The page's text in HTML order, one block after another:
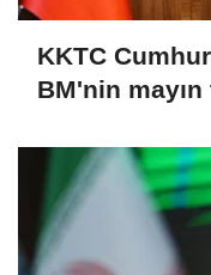
KKTC
BM'nin